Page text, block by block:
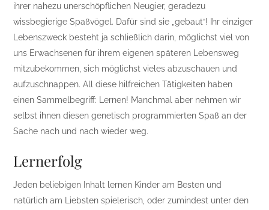
ihrer nahezu unerschöpflichen Neugier, geradezu
wissbegierige Spaßvögel. Dafür sind sie „gebaut“! Ihr einziger
Lebenszweck besteht ja schließlich darin, möglichst viel von
uns Erwachsenen für ihrem eigenen späteren Lebensweg
mitzubekommen, sich möglichst vieles abzuschauen und
aufzuschnappen. All diese hilfreichen Tätigkeiten haben
einen Sammelbegriff: Lernen! Manchmal aber nehmen wir
selbst ihnen diesen genetisch programmierten Spaß an der
Sache nach und nach wieder weg.
Lernerfolg
Jeden beliebigen Inhalt lernen Kinder am Besten und
natürlich am Liebsten spielerisch, oder zumindest unter den